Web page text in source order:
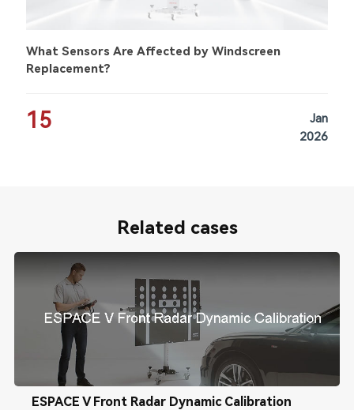
What Sensors Are Affected by Windscreen
Replacement?
15
Jan
2026
Related cases
ESPACE V Front Radar Dynamic Calibration